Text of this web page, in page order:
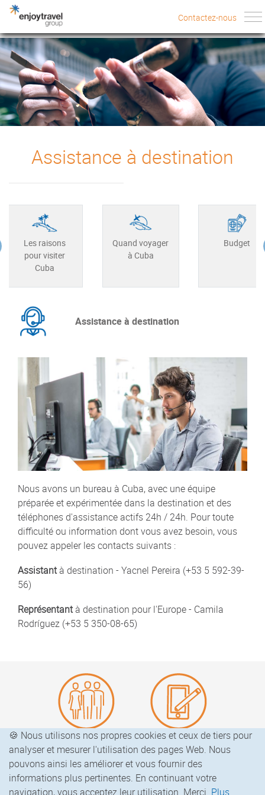
Contactez-nous
Contactez-nous
Assistance à destination
Les raisons
pour visiter
Cuba
Quand voyager
à Cuba
Budget
Assistance à destination
Nous avons un bureau à Cuba, avec une équipe
préparée et expérimentée dans la destination et des
téléphones d'assistance actifs 24h / 24h. Pour toute
difficulté ou information dont vous avez besoin, vous
pouvez appeler les contacts suivants :
Assistantà destination - Yacnel Pereira (+53 5 592-39-
56)
Représentantà destination pour l'Europe - Camila
Rodríguez (+53 5 350-08-65)
Connaissez nous Blog Enjoy Cuba
🍪 Nous utilisons nos propres cookies et ceux de tiers pour
analyser et mesurer l'utilisation des pages Web. Nous
pouvons ainsi les améliorer et vous fournir des
informations plus pertinentes. En continuant votre
navigation, vous acceptez leur utilisation. Merci. Plus
EnjoyCubaExperience.com